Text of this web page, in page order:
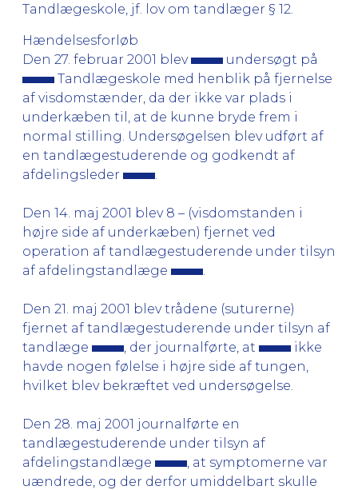
Tandlægeskole, jf. lov om tandlæger § 12.
Hændelsesforløb
Den 27. februar 2001 blev
undersøgt på
Tandlægeskole med henblik på fjernelse
af visdomstænder, da der ikke var plads i
underkæben til, at de kunne bryde frem i
normal stilling. Undersøgelsen blev udført af
en tandlægestuderende og godkendt af
afdelingsleder
Den 14. maj 2001 blev 8 – (visdomstanden i
højre side af underkæben) fjernet ved
operation af tandlægestuderende under tilsyn
af afdelingstandlæge
Den 21. maj 2001 blev trådene (suturerne)
fjernet af tandlægestuderende under tilsyn af
tandlæge
, der journalførte, at
ikke
havde nogen følelse i højre side af tungen,
hvilket blev bekræftet ved undersøgelse.
Den 28. maj 2001 journalførte en
tandlægestuderende under tilsyn af
afdelingstandlæge
, at symptomerne var
uændrede, og der derfor umiddelbart skulle